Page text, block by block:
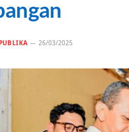
26/03/2025